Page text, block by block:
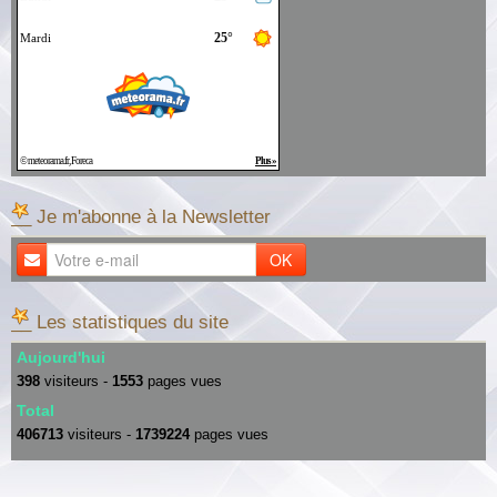
__ Je m'abonne à la Newsletter
OK
__ Les statistiques du site
Aujourd'hui
398 visiteurs - 1553 pages vues
Total
406713 visiteurs - 1739224 pages vues